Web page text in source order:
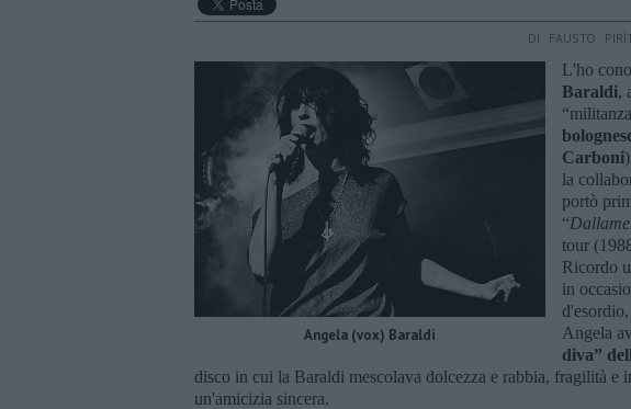
DI FAUSTO
Angela (vox) Baraldi
L'ho
Baraldi,
Carboni
la
portò
“
tour
Ricordo
in
d'esordio,
Angela
diva”
disco in cui la Baraldi mescolava dolcezza e rabbia, fragilità e
un'amicizia sincera.